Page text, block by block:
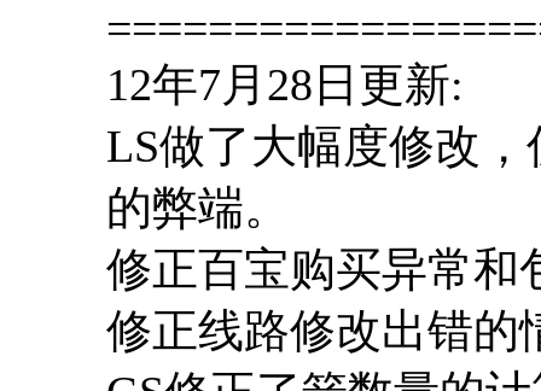
12年7月28日更新:
LS做了大幅度修改
的弊端。
修正百宝购买异常和
修正线路修改出错的